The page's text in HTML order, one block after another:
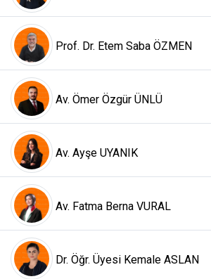
Prof. Dr. Etem Saba ÖZMEN
Av. Ömer Özgür ÜNLÜ
Av. Ayşe UYANIK
Av. Fatma Berna VURAL
Dr. Öğr. Üyesi Kemale ASLAN